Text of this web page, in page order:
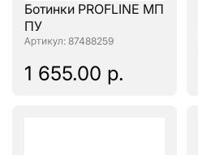
Ботинки PROFLINE МП
ПУ
: 87488259
1 655.00 р.